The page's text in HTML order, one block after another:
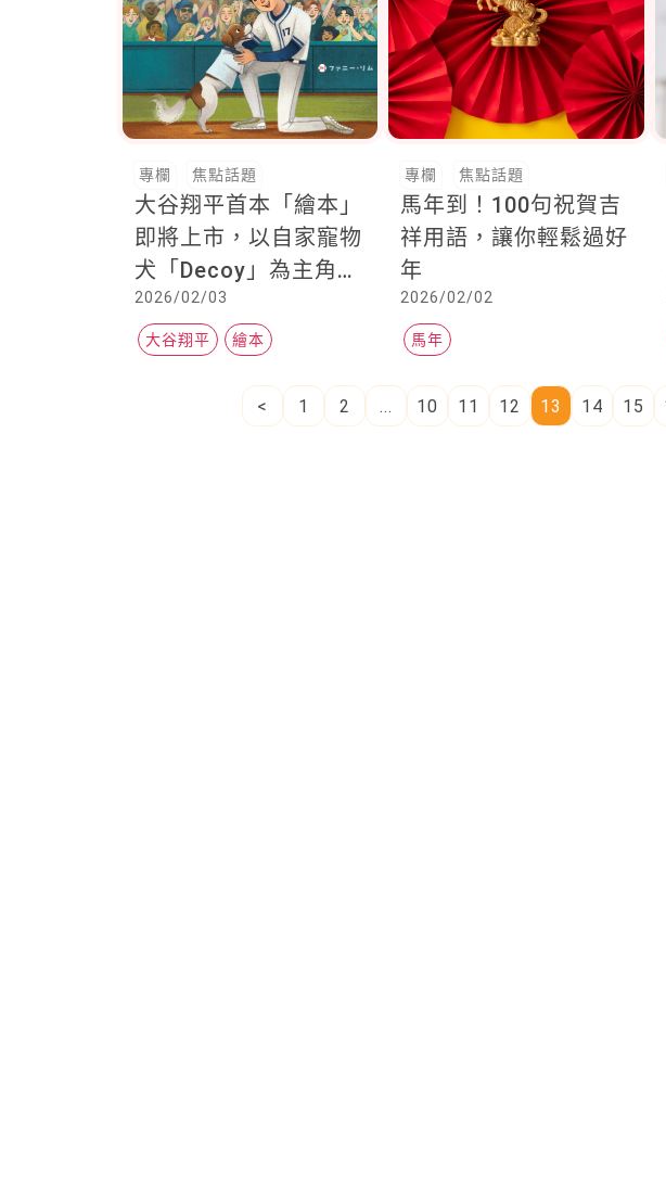
專欄 焦點話題
大谷翔平首本「繪本」
即將上市，以自家寵物
犬「Decoy」為主角，
描繪發生在開幕戰的奇
幻冒險
2026/02/03
大谷翔平 繪本
專欄 焦點話題
馬年到！100句祝賀吉
祥用語，讓你輕鬆過好
年
2026/02/02
馬年